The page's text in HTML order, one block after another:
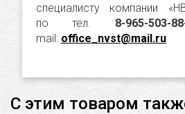
специалисту компании
по тел. 8-965-503-
mail: office_nvst@mail.ru
С этим товаром